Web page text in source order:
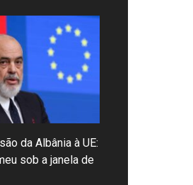
da Albânia à UE:
sob a janela de